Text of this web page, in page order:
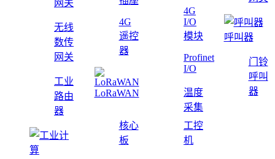
网关
无线
数传
网关
工业
路由
器
4G
遥控
器
LoRaWAN
4G
I/O
模块
Profinet
I/O
温度
采集
呼叫器
门铃
呼叫
器
核心
板
工控
机